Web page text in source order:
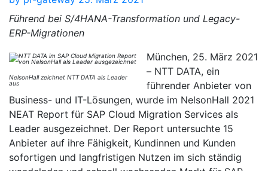
Führend bei S/4HANA-Transformation und Legacy-
ERP-Migrationen
NelsonHall zeichnet NTT DATA als Leader
aus
München, 25. März 2021
– NTT DATA, ein
führender Anbieter von
Business- und IT-Lösungen, wurde im NelsonHall 2021
NEAT Report für SAP Cloud Migration Services als
Leader ausgezeichnet. Der Report untersuchte 15
Anbieter auf ihre Fähigkeit, Kundinnen und Kunden
sofortigen und langfristigen Nutzen im sich ständig